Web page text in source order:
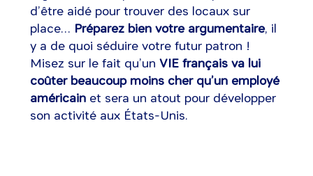
d’être aidé pour trouver des locaux sur
place… Préparez bien votre argumentaire, il
y a de quoi séduire votre futur patron !
Misez sur le fait qu’un VIE français va lui
coûter beaucoup moins cher qu’un employé
américainet sera un atout pour développer
son activité aux États-Unis.